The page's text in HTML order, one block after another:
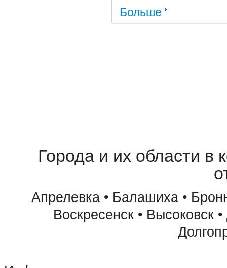
Больше
Города и их области в
Апрелевка • Балашиха •
Воскресенск • Высоковск